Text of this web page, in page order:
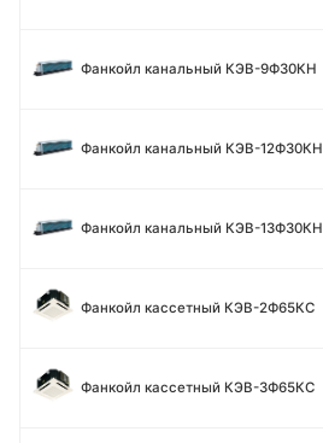
Фанкойл канальный КЭВ-9Ф30КН
Фанкойл канальный КЭВ-12Ф30КН
Фанкойл канальный КЭВ-13Ф30КН
Фанкойл кассетный КЭВ-2Ф65КС
Фанкойл кассетный КЭВ-3Ф65КС